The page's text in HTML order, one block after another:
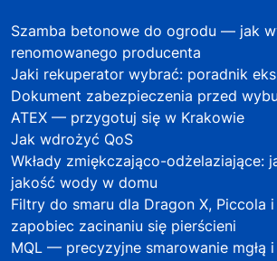
Szamba betonowe do ogrodu — jak
renomowanego producenta
Jaki rekuperator wybrać: poradnik
Dokument zabezpieczenia przed
ATEX — przygotuj się w Krakowie
Jak wdrożyć QoS
Wkłady zmiękczająco-odżelaziające:
jakość wody w domu
Filtry do smaru dla Dragon X, Piccola
zapobiec zacinaniu się pierścieni
MQL — precyzyjne smarowanie mgłą